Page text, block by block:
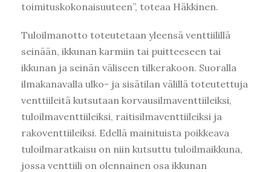
toimituskokonaisuuteen”, toteaa Häkkinen.
Tuloilmanotto toteutetaan yleensä venttiilillä
seinään, ikkunan karmiin tai puitteeseen tai
ikkunan ja seinän väliseen tilkerakoon. Suoralla
ilmakanavalla ulko- ja sisätilan välillä toteutettuja
venttiileitä kutsutaan korvausilmaventtiileiksi,
tuloilmaventtiileiksi, raitisilmaventtiileiksi ja
rakoventtiileiksi. Edellä mainituista poikkeava
tuloilmaratkaisu on niin kutsuttu tuloilmaikkuna,
jossa venttiili on olennainen osa ikkunan